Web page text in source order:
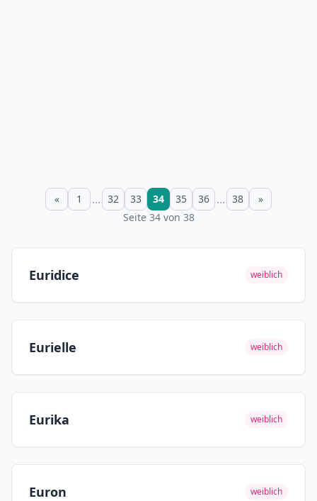
« 1 ... 32 33 34 35 36 ... 38
»
Seite 34 von 38
Euridice weiblich
Eurielle weiblich
Eurika weiblich
Euron weiblich